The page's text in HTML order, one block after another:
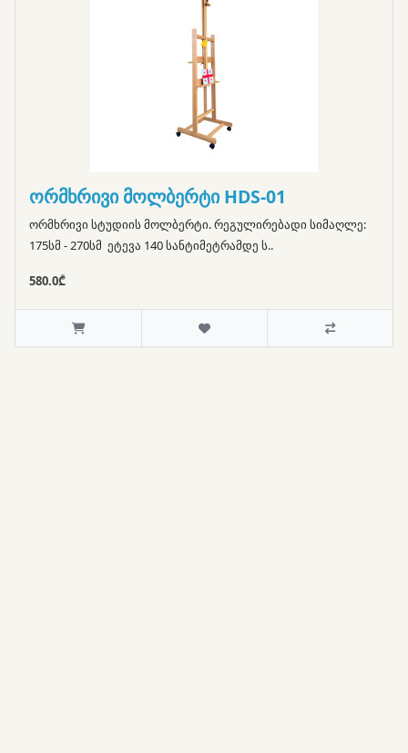
ორმხრივი მოლბერტი HDS-01
ორმხრივი სტუდიის მოლბერტი. რეგულირებადი სიმაღლე:
175სმ - 270სმ ეტევა 140 სანტიმეტრამდე ს..
580.0₾